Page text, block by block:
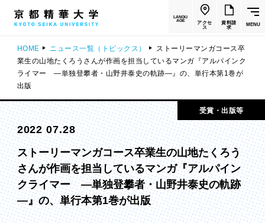
LANGU
AGE
アクセ
ス
資料請
求
MENU
HOME ニュース一覧（トピックス）
ストーリーマンガコース卒
業生の山地たくろうさんが作画を担当しているマンガ『アルパインク
ライマー —単独登攀者・山野井泰史の軌跡—』の、単行本第1巻が
出版
受賞・出版等
2022 07.28
ストーリーマンガコース卒業生の山地たくろう
さんが作画を担当しているマンガ『アルパイン
クライマー —単独登攀者・山野井泰史の軌跡
—』の、単行本第1巻が出版